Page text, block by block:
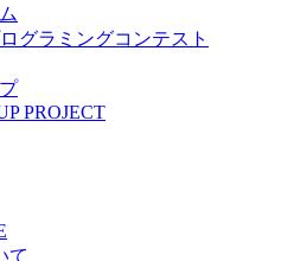
グラミングコンテスト
PROJECT
て